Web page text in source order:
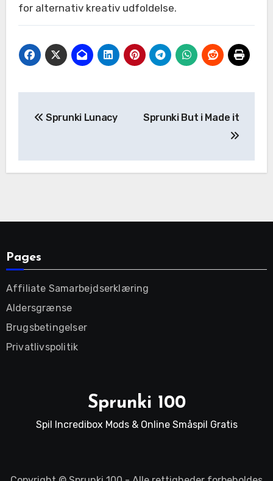
for alternativ kreativ udfoldelse.
navigation
Sprunki Lunacy Sprunki But i Made it
Pages
Affiliate Samarbejdserklæring
Aldersgrænse
Brugsbetingelser
Privatlivspolitik
Sprunki 100
Spil Incredibox Mods & Online Småspil Gratis